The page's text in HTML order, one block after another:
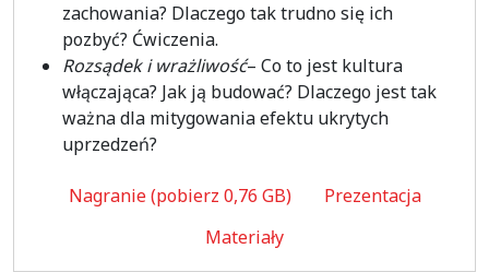
zachowania? Dlaczego tak trudno się ich
pozbyć? Ćwiczenia.
Rozsądek i wrażliwość– Co to jest kultura
włączająca? Jak ją budować? Dlaczego jest tak
ważna dla mitygowania efektu ukrytych
uprzedzeń?
Nagranie (pobierz 0,76 GB)
Prezentacja
Materiały